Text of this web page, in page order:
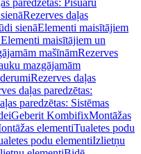
paredzētas: Pisuāru
Rezerves daļas
sienāElementi maisītājiem
maisītājiem un
mašīnāmRezerves
mazgājamām
Rezerves daļas
daļas paredzētas:
paredzētas: Sistēmas
Geberit KombifixMontāžas
elementiTualetes podu
podu elementiIzlietņu